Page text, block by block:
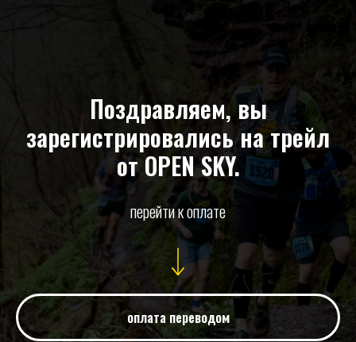
Поздравляем, вы
зарегистрировались на трейл
от OPEN SKY.
перейти к оплате
оплата переводом